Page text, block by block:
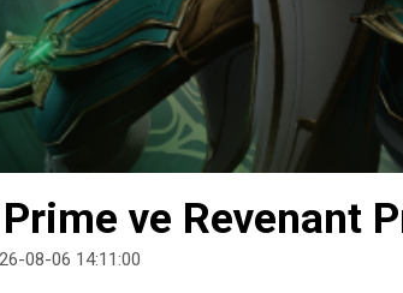
ve Revenant
08-06 14:11:00